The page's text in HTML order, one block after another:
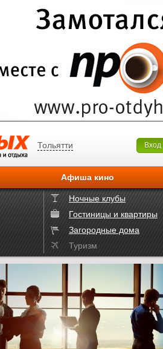
Тольятти Вход
Афиша кино
Ночные клубы
Гостиницы и квартиры
Загородные дома
Туризм